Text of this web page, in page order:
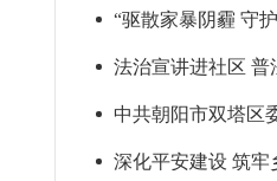
“驱散家暴阴霾 守
法治宣讲进社区 普
中共朝阳市双塔区
深化平安建设 筑牢